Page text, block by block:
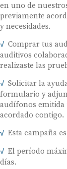
en uno de
previamente
y necesidades.
Comprar tus
auditivos
realizaste las
Solicitar la
formulario y
audífonos
acordado contigo.
Esta campaña
El período
días.